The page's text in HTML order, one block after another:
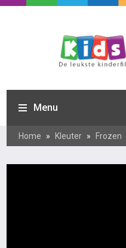
Menu
Home » Kleuter » Frozen